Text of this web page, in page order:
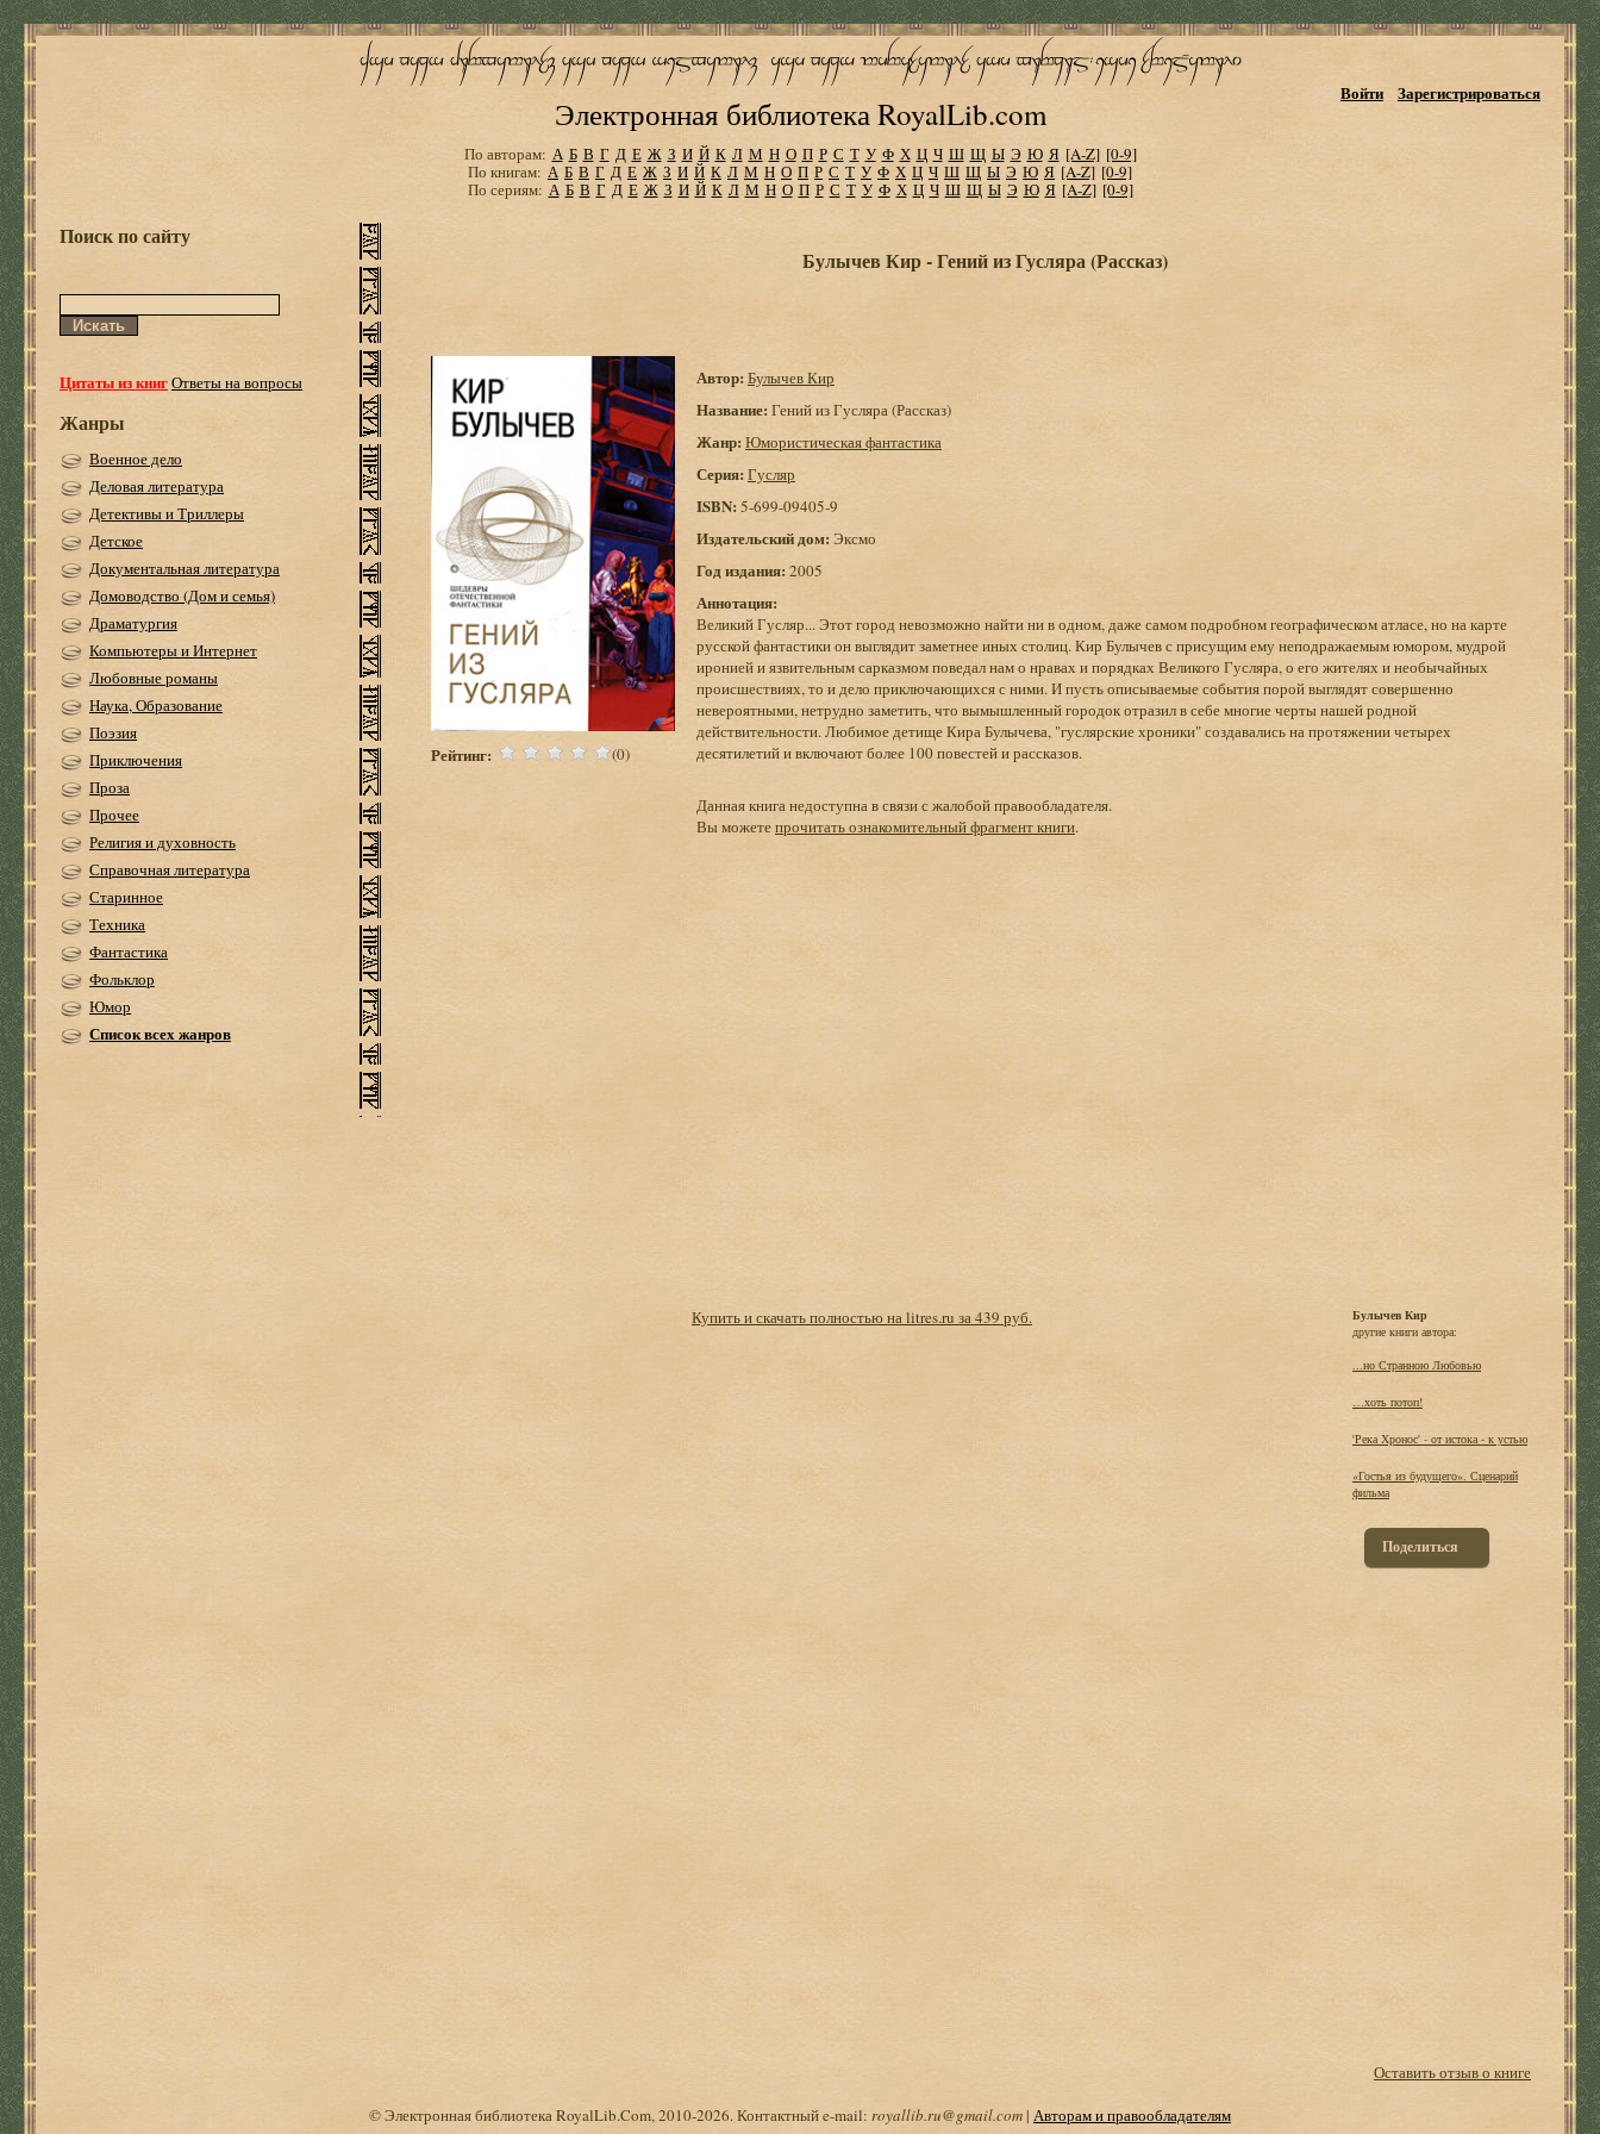
Электронная библиотека RoyalLib.com
Войти Зарегистрироваться
По авторам: А Б В Г Д Е Ж З И Й К Л М Н О П Р С Т У Ф Х Ц Ч Ш Щ Ы Э Ю Я [A-Z] [0-9]
По книгам: А Б В Г Д Е Ж З И Й К Л М Н О П Р С Т У Ф Х Ц Ч Ш Щ Ы Э Ю Я [A-Z] [0-9]
По сериям: А Б В Г Д Е Ж З И Й К Л М Н О П Р С Т У Ф Х Ц Ч Ш Щ Ы Э Ю Я [A-Z] [0-9]
Поиск по сайту
Цитаты из книгОтветы на вопросы
Жанры
Военное дело
Деловая литература
Детективы и Триллеры
Детское
Документальная литература
Домоводство (Дом и семья)
Драматургия
Компьютеры и Интернет
Любовные романы
Наука, Образование
Поэзия
Приключения
Проза
Прочее
Религия и духовность
Справочная литература
Старинное
Техника
Фантастика
Фольклор
Юмор
Список всех жанров
Булычев Кир - Гений из Гусляра (Рассказ)
Рейтинг: (0)
Автор: Булычев Кир
Название: Гений из Гусляра (Рассказ)
Жанр: Юмористическая фантастика
Серия: Гусляр
ISBN:5-699-09405-9
Издательский дом: Эксмо
Год издания: 2005
Аннотация:
Великий Гусляр... Этот город невозможно найти ни в одном, даже самом подробном географическом атласе, но на карте
русской фантастики он выглядит заметнее иных столиц. Кир Булычев с присущим ему неподражаемым юмором, мудрой
иронией и язвительным сарказмом поведал нам о нравах и порядках Великого Гусляра, о его жителях и необычайных
происшествиях, то и дело приключающихся с ними. И пусть описываемые события порой выглядят совершенно
невероятными, нетрудно заметить, что вымышленный городок отразил в себе многие черты нашей родной
действительности. Любимое детище Кира Булычева, "гуслярские хроники" создавались на протяжении четырех
десятилетий и включают более 100 повестей и рассказов.
Данная книга недоступна в связи с жалобой правообладателя.
Вы можетепрочитать ознакомительный фрагмент книги.
Купить и скачать полностью на litres.ru за 439 руб.
Булычев Кир
другие книги автора:
...но Странною Любовью
…хоть потоп!
'Река Хронос' - от истока - к устью
«Гостья из будущего». Сценарий
фильма
Поделиться
Оставить отзыв о книге
© Электронная библиотека RoyalLib.Com, 2010-2026. Контактный e-mail: royallib.ru@gmail.com| Авторам и правообладателям